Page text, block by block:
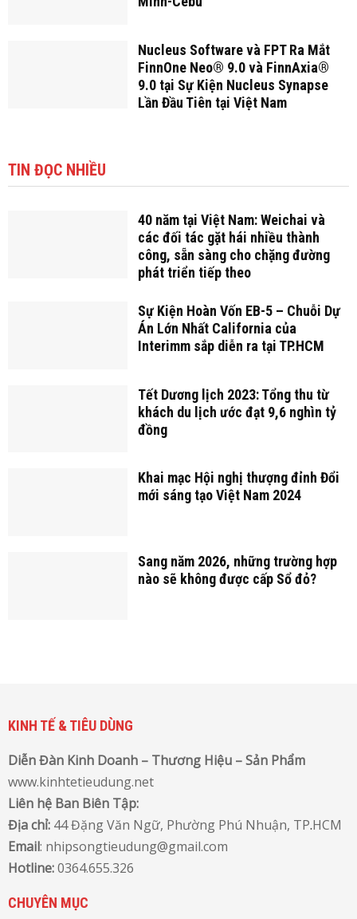
Nucleus Software và FPT Ra Mắt
FinnOne Neo® 9.0 và FinnAxia®
9.0 tại Sự Kiện Nucleus Synapse
Lần Đầu Tiên tại Việt Nam
TIN ĐỌC NHIỀU
40 năm tại Việt Nam: Weichai và
các đối tác gặt hái nhiều thành
công, sẵn sàng cho chặng đường
phát triển tiếp theo
Sự Kiện Hoàn Vốn EB-5 – Chuỗi Dự
Án Lớn Nhất California của
Interimm sắp diễn ra tại TP.HCM
Tết Dương lịch 2023: Tổng thu từ
khách du lịch ước đạt 9,6 nghìn tỷ
đồng
Khai mạc Hội nghị thượng đỉnh Đổi
mới sáng tạo Việt Nam 2024
Sang năm 2026, những trường hợp
nào sẽ không được cấp Sổ đỏ?
KINH TẾ & TIÊU DÙNG
Diễn Đàn Kinh Doanh – Thương Hiệu – Sản Phẩm
www.kinhtetieudung.net
Liên hệ Ban Biên Tập:
Địa chỉ: 44 Đặng Văn Ngữ, Phường Phú Nhuận, TP.HCM
Email: nhipsongtieudung@gmail.com
Hotline:0364.655.326
CHUYÊN MỤC